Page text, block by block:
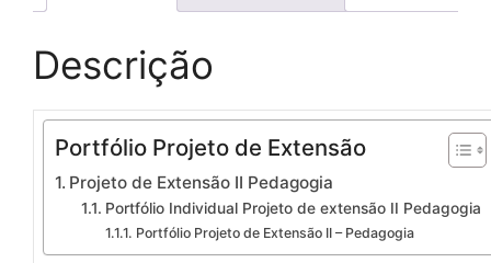
Descrição
Portfólio Projeto de Extensão
Projeto de Extensão II Pedagogia
Portfólio Individual Projeto de extensão II Pedagogia
Portfólio Projeto de Extensão II – Pedagogia